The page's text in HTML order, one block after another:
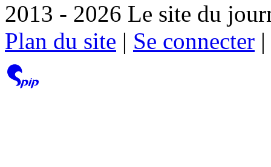
2013 - 2026 Le site du
Plan du site | Se connecter |